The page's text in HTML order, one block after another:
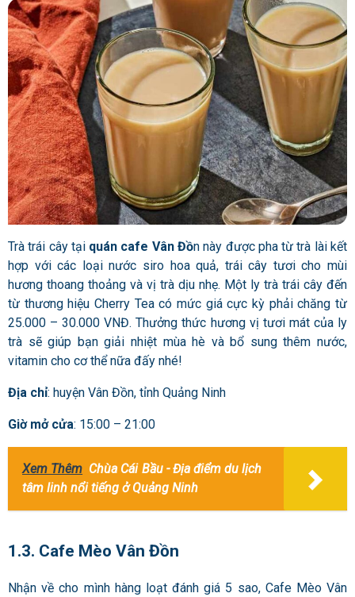
Trà trái cây tại quán cafe Vân Đồn này được pha từ trà lài kết
hợp với các loại nước siro hoa quả, trái cây tươi cho mùi
hương thoang thoảng và vị trà dịu nhẹ. Một ly trà trái cây đến
từ thương hiệu Cherry Tea có mức giá cực kỳ phải chăng từ
25.000 – 30.000 VNĐ. Thưởng thức hương vị tươi mát của ly
trà sẽ giúp bạn giải nhiệt mùa hè và bổ sung thêm nước,
vitamin cho cơ thể nữa đấy nhé!
Địa chỉ: huyện Vân Đồn, tỉnh Quảng Ninh
Giờ mở cửa: 15:00 – 21:00
Xem Thêm Chùa Cái Bầu - Địa điểm du lịch
tâm linh nổi tiếng ở Quảng Ninh
1.3. Cafe Mèo Vân Đồn
Nhận về cho mình hàng loạt đánh giá 5 sao, Cafe Mèo Vân